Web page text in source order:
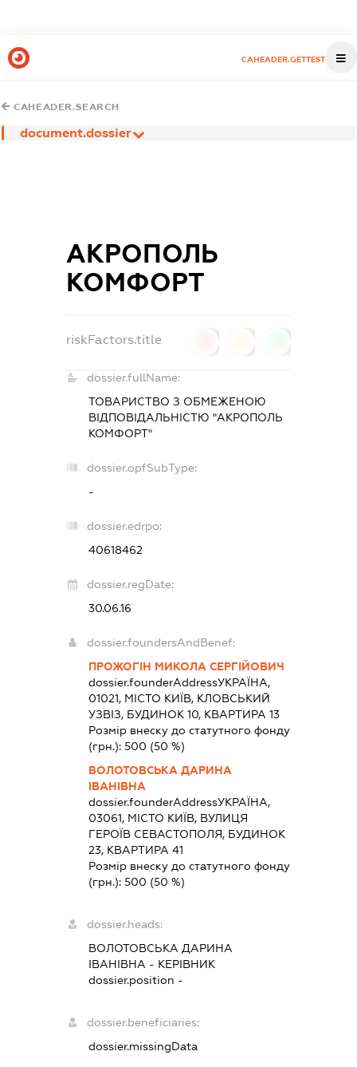
CAHEADER.GETTEST
CAHEADER.SEARCH
document.dossier
АКРОПОЛЬ
КОМФОРТ
riskFactors.title
dossier.fullName:
ТОВАРИСТВО З ОБМЕЖЕНОЮ
ВІДПОВІДАЛЬНІСТЮ "АКРОПОЛЬ
КОМФОРТ"
dossier.opfSubType:
-
dossier.edrpo:
40618462
dossier.regDate:
30.06.16
dossier.foundersAndBenef:
ПРОЖОГІН МИКОЛА СЕРГІЙОВИЧ
dossier.founderAddressУКРАЇНА,
01021, МІСТО КИЇВ, КЛОВСЬКИЙ
УЗВІЗ, БУДИНОК 10, КВАРТИРА 13
Розмір внеску до статутного фонду
(грн.): 500 (50 %)
ВОЛОТОВСЬКА ДАРИНА
ІВАНІВНА
dossier.founderAddressУКРАЇНА,
03061, МІСТО КИЇВ, ВУЛИЦЯ
ГЕРОЇВ СЕВАСТОПОЛЯ, БУДИНОК
23, КВАРТИРА 41
Розмір внеску до статутного фонду
(грн.): 500 (50 %)
dossier.heads:
ВОЛОТОВСЬКА ДАРИНА
ІВАНІВНА - КЕРІВНИК
dossier.position -
dossier.beneficiaries:
dossier.missingData